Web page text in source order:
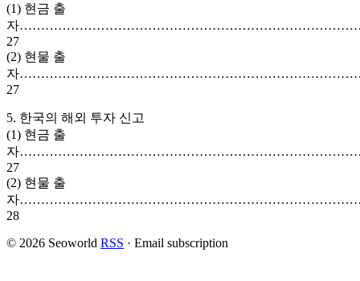
(1) 현금 출
자
27
(2) 현물 출
자
27
5. 한국의 해외 투자 신고
(1) 현금 출
자
27
(2) 현물 출
자
28
© 2026 Seoworld RSS · Email subscription